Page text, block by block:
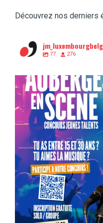
Découvrez nos derniers
77 276
Tu as entre 15 et